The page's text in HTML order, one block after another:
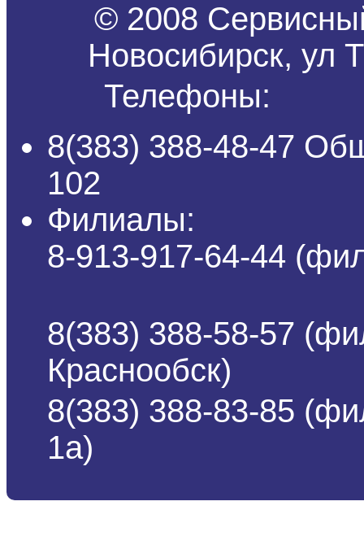
© 2008
Новосибирск, ул
Телефоны:
8(383) 388-48-47
102
Филиалы:
8-913-917-64-44
8(383) 388-58-57
Краснообск)
8(383) 388-83-85
1а)